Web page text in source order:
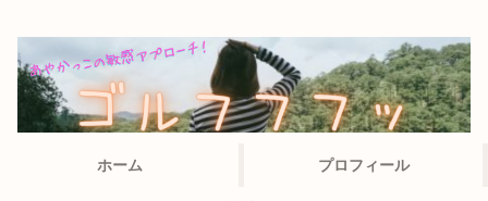
ホーム プロフィール